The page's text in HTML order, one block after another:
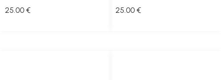
25 .00 € 25 .00 €